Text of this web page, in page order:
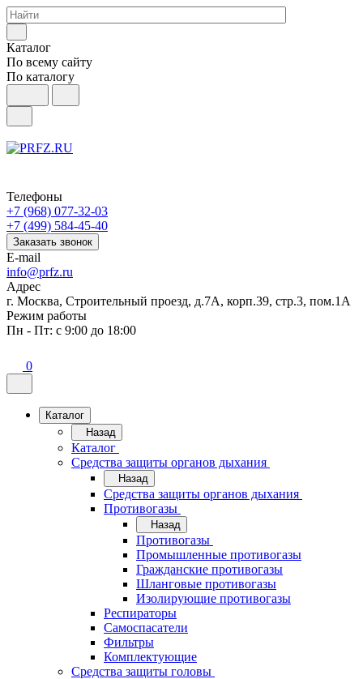
Каталог
По всему сайту
По каталогу
Телефоны
+7 (968) 077-32-03
+7 (499) 584-45-40
Заказать звонок
E-mail
info@prfz.ru
Адрес
г. Москва, Строительный проезд, д.7А, корп.39, стр.3, пом.1А
Режим работы
Пн - Пт: с 9:00 до 18:00
0
Каталог
Назад
Каталог
Средства защиты органов дыхания
Назад
Средства защиты органов дыхания
Противогазы
Назад
Противогазы
Промышленные противогазы
Гражданские противогазы
Шланговые противогазы
Изолирующие противогазы
Респираторы
Самоспасатели
Фильтры
Комплектующие
Средства защиты головы